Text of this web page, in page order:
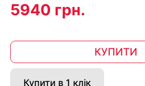
5940 грн.
КУПИТИ
Купити в 1 клік